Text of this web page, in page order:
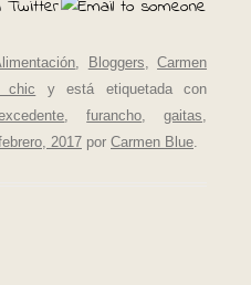
, Bloggers,Carmen
chic y está etiquetada con
,furancho,gaitas,
2017 por Carmen Blue.